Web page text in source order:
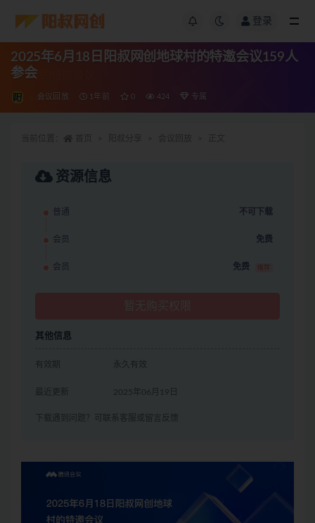
登录
2025年6月18日阳叔网创地球村的特邀会议159人
参会
会议回放 1年前 0 424 专属
资源信息
普通 不可下载
会员 免费
会员 免费 推荐
其他信息
有效期 永久有效
最近更新 2025年06月19日
下载遇到问题？可联系客服或留言反馈